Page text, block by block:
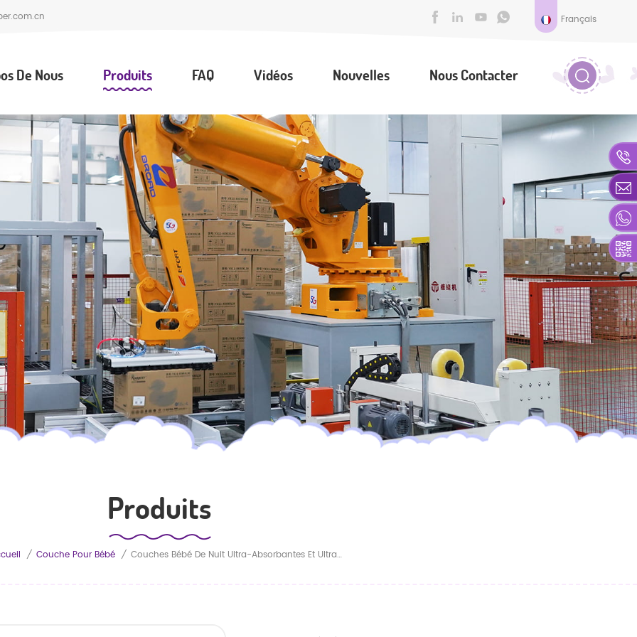
Français
De Nous Produits FAQ Vidéos Nouvelles Nous Contacter
Produits
/ Couche Pour Bébé / Couches Bébé De Nuit Ultra-Absorbantes Et Ultra-Absorbantes, Fabrication Sur Mesure (OEM), Échantillons Gratuits, Vente En Gros À L'international.